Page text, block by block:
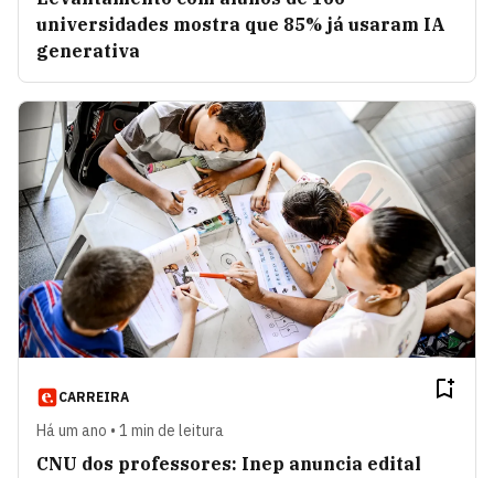
universidades mostra que 85% já usaram IA
generativa
CARREIRA
Há um ano • 1 min de leitura
CNU dos professores: Inep anuncia edital